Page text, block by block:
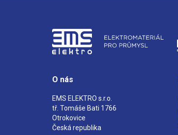
O nás
EMS ELEKTRO s.r.o.
tř. Tomáše Bati 1766
Otrokovice
Česká republika